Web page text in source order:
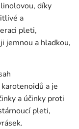
díky
a
pleti,
jemnou a hladkou,
a je
a účinky proti
pleti,